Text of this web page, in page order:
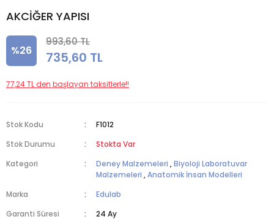
AKCİĞER YAPISI
%26
993,60 TL
735,60 TL
77,24 TL den başlayan taksitlerle!!
Stok Kodu
F1012
Stok Durumu
Stokta Var
Kategori
Deney Malzemeleri ,Biyoloji Laboratuvar
Malzemeleri ,Anatomik İnsan Modelleri
Marka
Edulab
Garanti Süresi
24 Ay